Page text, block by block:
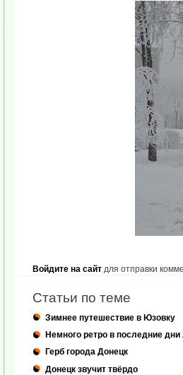
Войдите на сайт для отправки
Статьи по теме
Зимнее путешествие в Юзовку
Немного ретро в последние дни
Герб города Донецк
Донецк звучит твёрдо